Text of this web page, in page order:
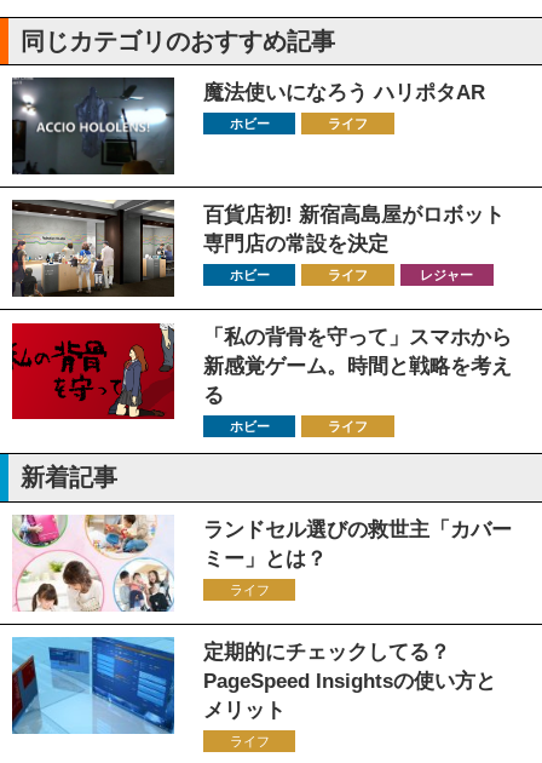
同じカテゴリのおすすめ記事
魔法使いになろう ハリポタAR
ホビー ライフ
百貨店初! 新宿高島屋がロボット
専門店の常設を決定
ホビー ライフ レジャー
「私の背骨を守って」スマホから
新感覚ゲーム。時間と戦略を考え
る
ホビー ライフ
新着記事
ランドセル選びの救世主「カバー
ミー」とは？
ライフ
定期的にチェックしてる？
PageSpeed Insightsの使い方と
メリット
ライフ